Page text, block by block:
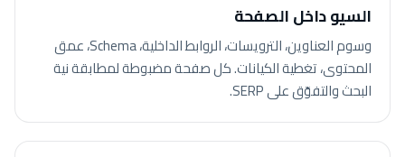
السيو داخل الصفحة
وسوم العناوين، الترويسات، الروابط الداخلية، Schema، عمق
المحتوى، تغطية الكيانات. كل صفحة مضبوطة لمطابقة نية
البحث والتفوّق على SERP.